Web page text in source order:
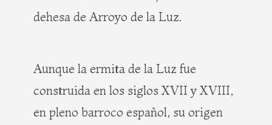
dehesa de Arroyo de la Luz.
Aunque la ermita de la Luz fue
construida en los siglos XVII y XVIII,
en pleno barroco español, su origen